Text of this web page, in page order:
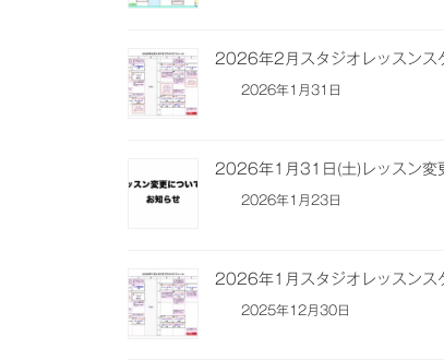
2026年2月スタジオレッスンス
2026年1月31日
2026年1月31日(土)レッスン変
2026年1月23日
2026年1月スタジオレッスンス
2025年12月30日